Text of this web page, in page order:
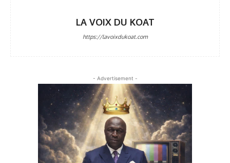
LA VOIX DU KOAT
https://lavoixdukoat.com
- Advertisement -